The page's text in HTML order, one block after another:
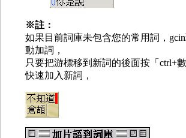
※註：
如果目前詞庫未包含您的常用詞，
動加詞，
只要把游標移到新詞的後面按「ctrl+
快速加入新詞，